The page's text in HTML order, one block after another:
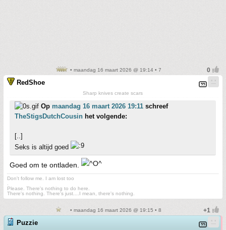
• maandag 16 maart 2026 @ 19:14 • 7
RedShoe
Sharp knives create scars
Op maandag 16 maart 2026 19:11 schreef
TheStigsDutchCousin het volgende:
[..]
Seks is altijd goed
Goed om te ontladen.
Don't follow me. I am lost too
Please. There's nothing to do here.
There's nothing. There's just....I mean, there's nothing.
• maandag 16 maart 2026 @ 19:15 • 8
Puzzie